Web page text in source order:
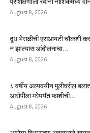
August 8, 2026
दूध भेसळीची एसआयटी चौकशी
न झाल्यास आंदोलनाचा...
August 8, 2026
८ वर्षीय अल्पवयीन मुलीवरील
आरोपीला मरेपर्यंत फाशीची...
August 8, 2026